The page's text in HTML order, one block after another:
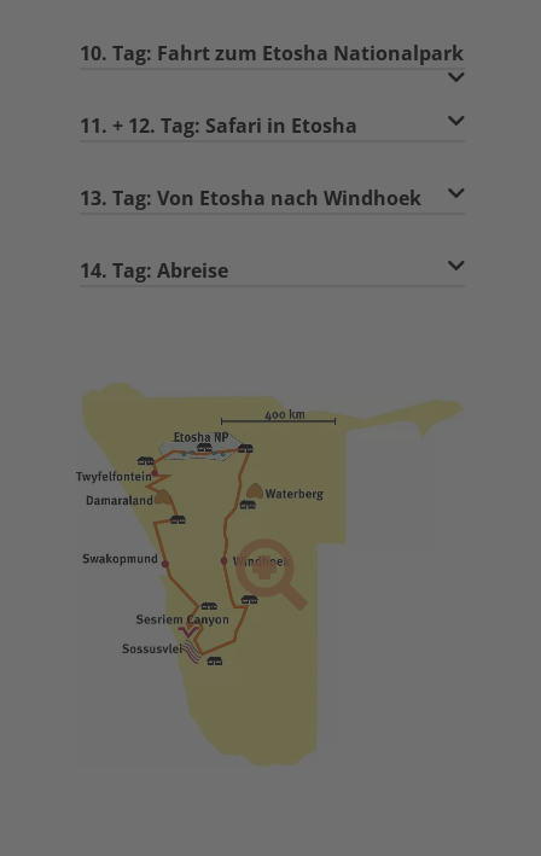
10. Tag: Fahrt zum Etosha Nationalpark
11. + 12. Tag: Safari in Etosha
13. Tag: Von Etosha nach Windhoek
14. Tag: Abreise